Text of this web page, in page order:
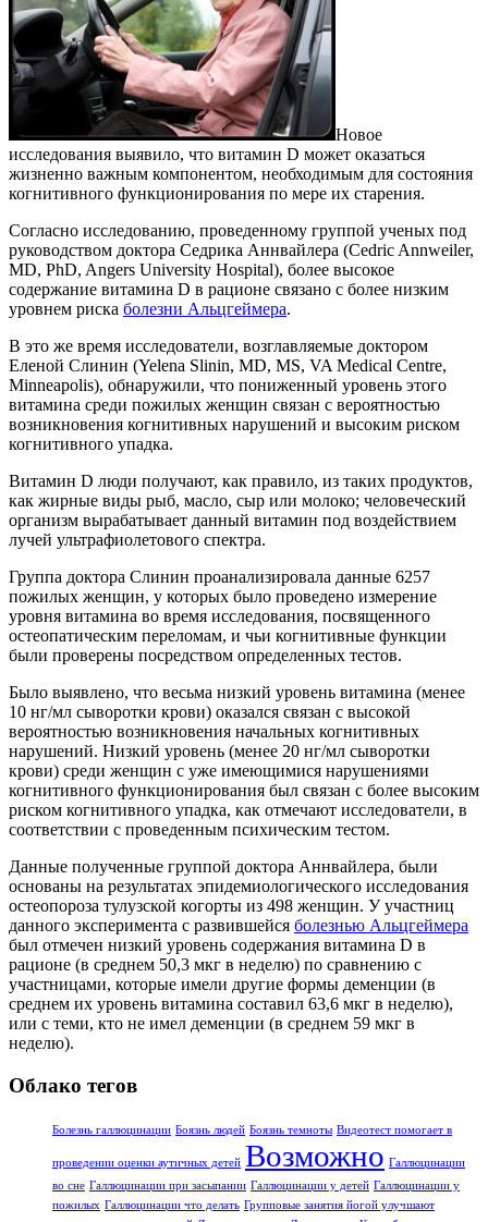
Новое
исследования выявило, что витамин D может оказаться
жизненно важным компонентом, необходимым для состояния
когнитивного функционирования по мере их старения.
Согласно исследованию, проведенному группой ученых под
руководством доктора Седрика Аннвайлера (Cedric Annweiler,
MD, PhD, Angers University Hospital), более высокое
содержание витамина D в рационе связано с более низким
уровнем риска болезни Альцгеймера.
В это же время исследователи, возглавляемые доктором
Еленой Слинин (Yelena Slinin, MD, MS, VA Medical Centre,
Minneapolis), обнаружили, что пониженный уровень этого
витамина среди пожилых женщин связан с вероятностью
возникновения когнитивных нарушений и высоким риском
когнитивного упадка.
Витамин D люди получают, как правило, из таких продуктов,
как жирные виды рыб, масло, сыр или молоко; человеческий
организм вырабатывает данный витамин под воздействием
лучей ультрафиолетового спектра.
Группа доктора Слинин проанализировала данные 6257
пожилых женщин, у которых было проведено измерение
уровня витамина во время исследования, посвященного
остеопатическим переломам, и чьи когнитивные функции
были проверены посредством определенных тестов.
Было выявлено, что весьма низкий уровень витамина (менее
10 нг/мл сыворотки крови) оказался связан с высокой
вероятностью возникновения начальных когнитивных
нарушений. Низкий уровень (менее 20 нг/мл сыворотки
крови) среди женщин с уже имеющимися нарушениями
когнитивного функционирования был связан с более высоким
риском когнитивного упадка, как отмечают исследователи, в
соответствии с проведенным психическим тестом.
Данные полученные группой доктора Аннвайлера, были
основаны на результатах эпидемиологического исследования
остеопороза тулузской когорты из 498 женщин. У участниц
данного эксперимента с развившейся болезнью Альцгеймера
был отмечен низкий уровень содержания витамина D в
рационе (в среднем 50,3 мкг в неделю) по сравнению с
участницами, которые имели другие формы деменции (в
среднем их уровень витамина составил 63,6 мкг в неделю),
или с теми, кто не имел деменции (в среднем 59 мкг в
неделю).
Облако тегов
Болезнь галлюцинации Боязнь людей Боязнь темноты Видеотест помогает в
проведении оценки аутичных детей Возможно Галлюцинации
во сне Галлюцинации при засыпании Галлюцинации у детей Галлюцинации у
пожилых Галлюцинации что делать Групповые занятия йогой улучшают